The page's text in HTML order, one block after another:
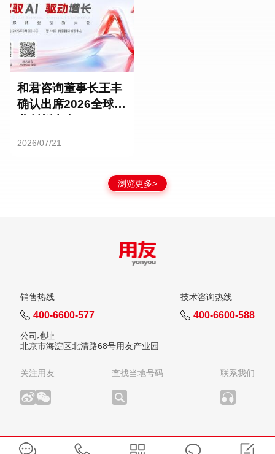
和君咨询董事长王丰
确认出席2026全球商
2026/07/21
浏览更多>
销售热线
400-6600-577
技术咨询热线
400-6600-588
公司地址
北京市海淀区北清路68号用友产业园
关注用友 查找当地号码 联系我们
版权所有：用友网络科技股份有限公司